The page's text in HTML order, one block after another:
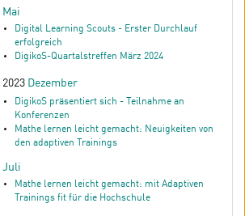
Mai
Digital Learning Scouts - Erster Durchlauf
erfolgreich
DigikoS-Quartalstreffen März 2024
2023 Dezember
DigikoS präsentiert sich - Teilnahme an
Konferenzen
Mathe lernen leicht gemacht: Neuigkeiten von
den adaptiven Trainings
Juli
Mathe lernen leicht gemacht: mit Adaptiven
Trainings fit für die Hochschule